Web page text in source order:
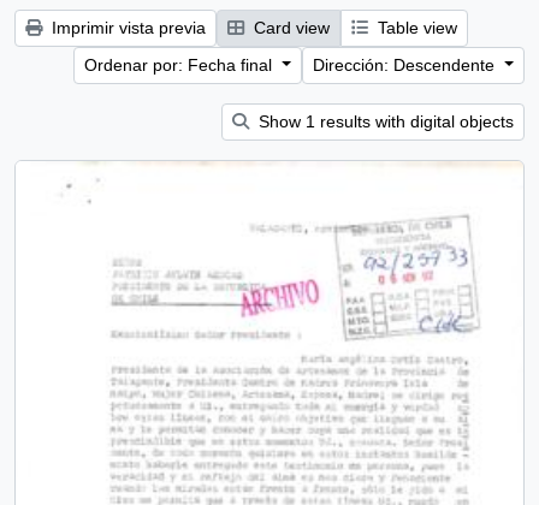
Imprimir vista previa Card view
Table view
Ordenar por: Fecha final
Dirección: Descendente
Show 1 results with digital objects